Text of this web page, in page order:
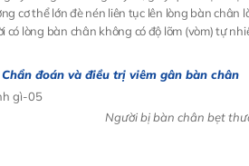
cơ thể lớn đè nén liên tục lên lòng bàn chân
có lòng bàn chân không có độ lõm (vòm) tự
Chẩn đoán và điều trị viêm gân bàn chân
Người bị bàn chân bẹt